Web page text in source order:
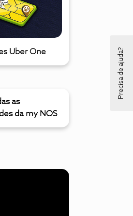
Uber One
as
da my NOS
Precisa de ajuda?